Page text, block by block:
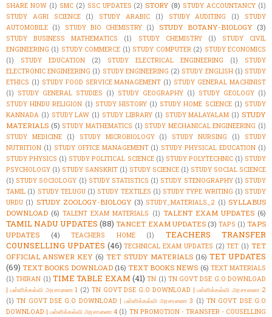
SHARE NOW (1) SMC (2) SSC UPDATES (2) STORY (8) STUDY ACCOUNTANCY (1)
STUDY AGRI SCIENCE
(1) STUDY ARABIC (1) STUDY AUDITING (1)
STUDY
AUTOMOBILE (1) STUDY BIO CHEMISTRY (1) STUDY BOTANY-BIOLOGY (3)
STUDY BUSINESS MATHEMATICS (1) STUDY CHEMISTRY (1)
STUDY CIVIL
ENGINEERING (1) STUDY COMMERCE (1) STUDY COMPUTER (2) STUDY ECONOMICS
(1)
STUDY EDUCATION (2) STUDY ELECTRICAL ENGINEERING (1)
STUDY
ELECTRONIC ENGINEERING (1) STUDY ENGINEERING (2) STUDY ENGLISH (1) STUDY
ETHICS (1) STUDY FOOD SERVICE MANAGEMENT (1) STUDY GENERAL MACHINIST
(1) STUDY GENERAL STUDIES (1) STUDY GEOGRAPHY (1) STUDY GEOLOGY (1)
STUDY HINDU RELIGION (1) STUDY HISTORY (1) STUDY HOME SCIENCE (1) STUDY
KANNADA (1) STUDY LAW (1) STUDY LIBRARY (1) STUDY MALAYALAM (1) STUDY
MATERIALS (5) STUDY MATHEMATICS (1) STUDY MECHANICAL ENGINEERING (1)
STUDY MEDICINE
(1) STUDY MICROBIOLOGY (1) STUDY NURSING (1)
STUDY
NUTRITION (1) STUDY OFFICE MANAGEMENT (1) STUDY PHYSICAL EDUCATION (1)
STUDY PHYSICS (1) STUDY POLITICAL SCIENCE (1) STUDY POLYTECHNIC (1) STUDY
PSYCHOLOGY (1) STUDY SANSKRIT (1) STUDY SCIENCE (1) STUDY SOCIAL SCIENCE
(1) STUDY SOCIOLOGY (1) STUDY STATISTICS (1) STUDY STENOGRAPHY (1) STUDY
TAMIL (1) STUDY TELUGU (1) STUDY TEXTILES (1) STUDY TYPE WRITING (1) STUDY
URDU (1) STUDY ZOOLOGY-BIOLOGY (3) STUDY_MATERIALS_2 (1) SYLLABUS
DOWNLOAD (6) TALENT EXAM MATERIALS (1) TALENT EXAM UPDATES (6)
TAMIL NADU UPDATES (88) TANCET EXAM UPDATES (3) TAPS (1) TAPS
UPDATES
(4) TEACHERS HOME (1)
TEACHERS TRANSFER
COUNSELLING UPDATES (46) TECHNICAL EXAM UPDATES (2) TET (1) TET
OFFICIAL ANSWER KEY (6) TET STUDY MATERIALS (16) TET UPDATES
(69) TEXT BOOKS DOWNLOAD (16) TEXT BOOKS NEWS (6) TEXT MATERIALS
(1) THIRAN (1) TIME TABLE EXAM (41) TN (1) TN GOVT DSE G.O DOWNLOAD
| பள்ளிக்கல்வி அரசாணை 1 (2) TN GOVT DSE G.O DOWNLOAD | பள்ளிக்கல்வி அரசாணை 2
(1) TN GOVT DSE G.O DOWNLOAD | பள்ளிக்கல்வி அரசாணை 3 (1) TN GOVT DSE G.O
DOWNLOAD | பள்ளிக்கல்வி அரசாணை 4 (1) TN PROMOTION - TRANSFER - COUSELLING